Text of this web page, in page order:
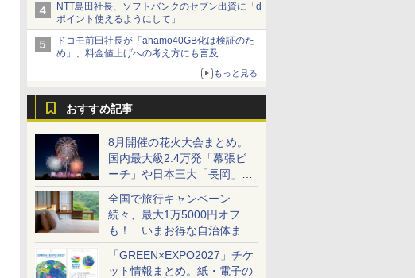
NTT島田社長、ソフトバンクのセブン出資に「d
ポイント使えるようにして」
ドコモ前田社長が「ahamo40GB化は検証のた
め」、料金値上げへの考え方にも言及
もっと見る
おすすめ記事
8月開催の花火大会まとめ。
国内最大級2.4万発「幕張ビ
ーチ」や日本三大「長岡」な
ど大型イベント目白押し！
全国で旅行キャンペーン
続々、最大1万5000円オフ
も！ いまお得な自治体まと
め
「GREEN×EXPO2027」チケ
ット情報まとめ。紙・電子の